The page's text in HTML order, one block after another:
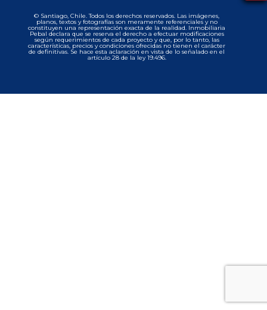
© Santiago, Chile. Todos los derechos reservados. Las imágenes,
planos, textos y fotografías son meramente referenciales y no
constituyen una representación exacta de la realidad. Inmobiliaria
Pebal declara que se reserva el derecho a efectuar modificaciones
según requerimientos de cada proyecto y que, por lo tanto, las
características, precios y condiciones ofrecidas no tienen el carácter
de definitivas. Se hace esta aclaración en vista de lo señalado en el
artículo 28 de la ley 19.496.